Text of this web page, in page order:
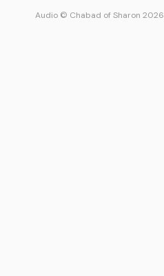
Audio © Chabad of Sharon 2026